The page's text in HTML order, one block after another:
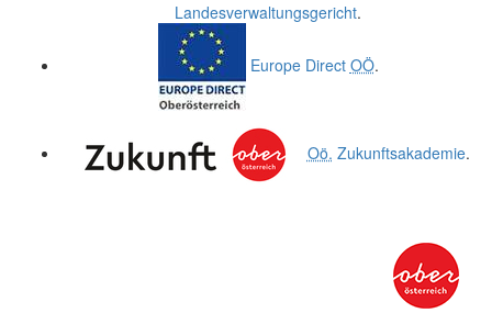
Landesverwaltungsgericht.
Europe Direct OÖ.
Oö. Zukunftsakademie.